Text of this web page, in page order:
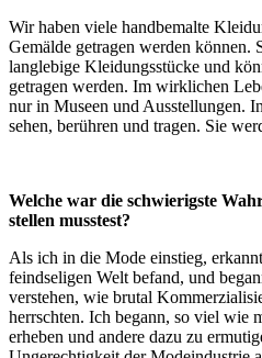
Wir haben viele handbemalte
Gemälde getragen werden können.
langlebige Kleidungsstücke und
getragen werden. Im wirklichen
nur in Museen und Ausstellungen.
sehen, berühren und tragen. Sie
Welche war die schwierigste
stellen musstest?
Als ich in die Mode einstieg,
feindseligen Welt befand, und
verstehen, wie brutal
herrschten. Ich begann, so viel wie
erheben und andere dazu zu